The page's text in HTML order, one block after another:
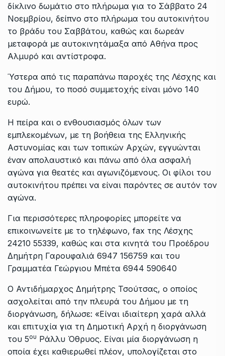
δίκλινο δωμάτιο στο πλήρωμα για το Σάββατο 24
Νοεμβρίου, δείπνο στο πλήρωμα του αυτοκινήτου
το βράδυ του Σαββάτου, καθώς και δωρεάν
μεταφορά με αυτοκινητάμαξα από Αθήνα προς
Αλμυρό και αντίστροφα.
Ύστερα από τις παραπάνω παροχές της Λέσχης και
του Δήμου, το ποσό συμμετοχής είναι μόνο 140
ευρώ.
Η πείρα και ο ενθουσιασμός όλων των
εμπλεκομένων, με τη βοήθεια της Ελληνικής
Αστυνομίας και των τοπικών Αρχών, εγγυώνται
έναν απολαυστικό και πάνω από όλα ασφαλή
αγώνα για θεατές και αγωνιζόμενους. Οι φίλοι του
αυτοκινήτου πρέπει να είναι παρόντες σε αυτόν τον
αγώνα.
Για περισσότερες πληροφορίες μπορείτε να
επικοινωνείτε με το τηλέφωνο, fax της Λέσχης
24210 55339, καθώς και στα κινητά του Προέδρου
Δημήτρη Γαρουφαλιά 6947 156759 και του
Γραμματέα Γεώργιου Μπέτα 6944 590640
Ο Αντιδήμαρχος Δημήτρης Τσούτσας, ο οποίος
ασχολείται από την πλευρά του Δήμου με τη
διοργάνωση, δήλωσε: «Είναι ιδιαίτερη χαρά αλλά
και επιτυχία για τη Δημοτική Αρχή η διοργάνωση
του 5ου Ράλλυ Όθρυος. Είναι μία διοργάνωση η
οποία έχει καθιερωθεί πλέον, υπολογίζεται στο